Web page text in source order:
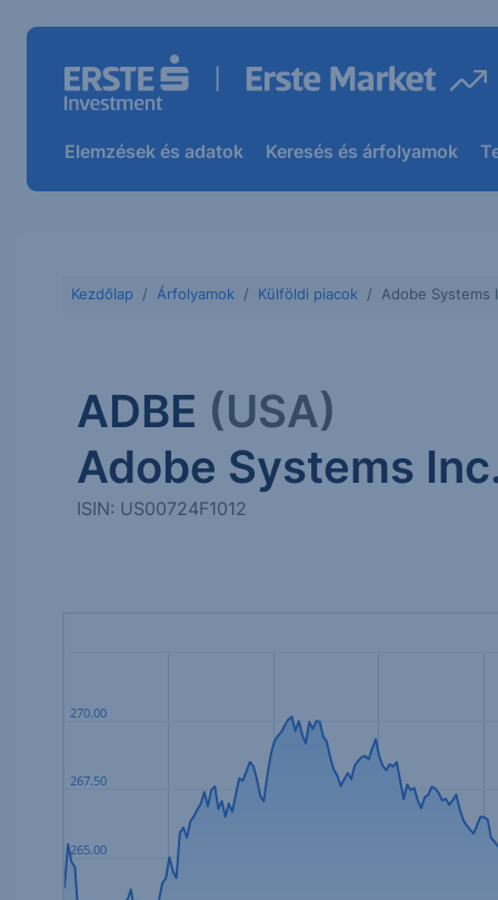
Elemzések és adatok Keresés és árfolyamok
Kezdőlap Árfolyamok Külföldi piacok Adobe Systems
ADBE (USA)
Adobe Systems
ISIN: US00724F1012
265.00
267.50
270.00